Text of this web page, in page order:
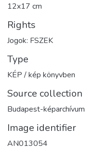
12x17 cm
Rights
Jogok: FSZEK
Type
KÉP / kép könyvben
Source collection
Budapest-képarchívum
Image identifier
AN013054